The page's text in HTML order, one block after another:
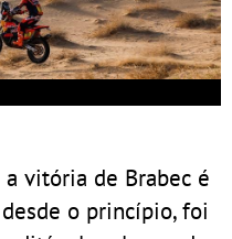
vitória de Brabec é
o princípio, foi